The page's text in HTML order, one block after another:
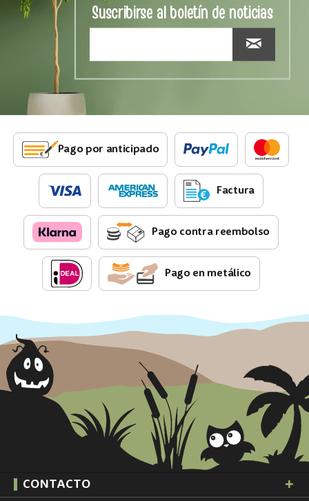
Suscribirse al boletín de noticias
Pago por anticipado
Factura
Pago contra reembolso
Pago en metálico
CONTACTO